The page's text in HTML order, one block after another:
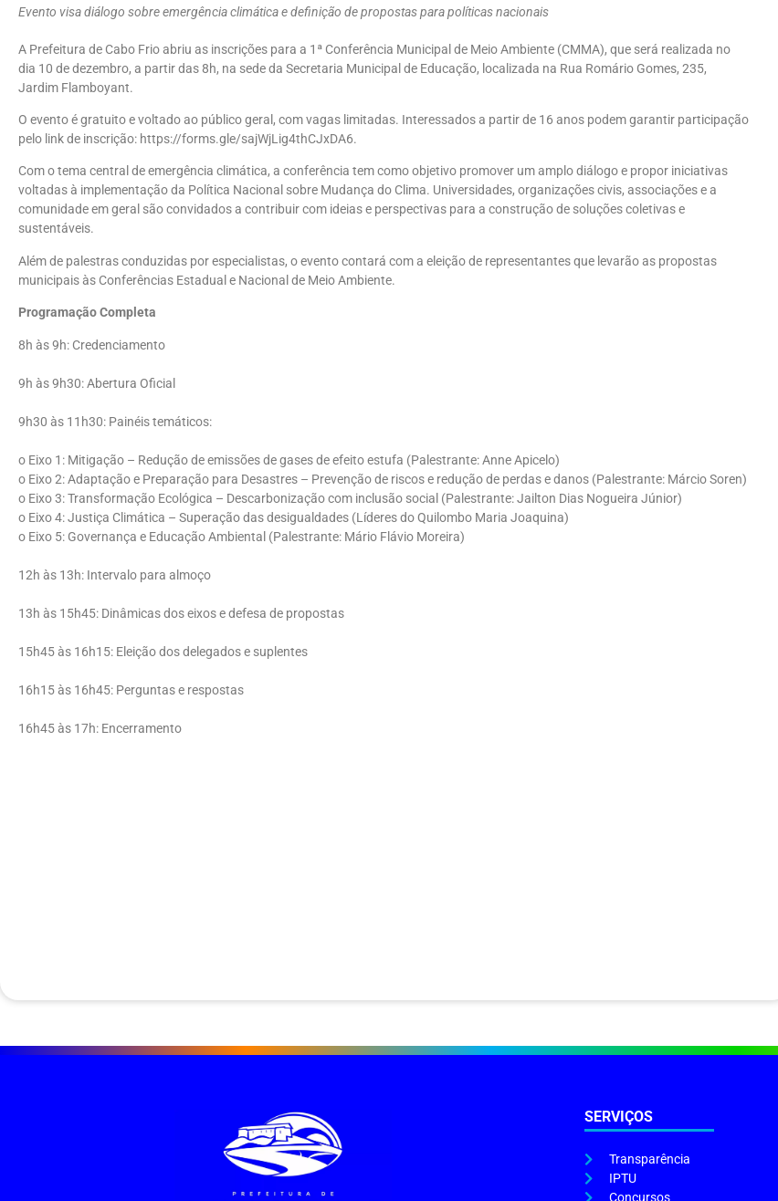
Evento visa diálogo sobre emergência climática e definição de propostas para políticas nacionais
A Prefeitura de Cabo Frio abriu as inscrições para a 1ª Conferência Municipal de Meio Ambiente (CMMA), que será realizada no
dia 10 de dezembro, a partir das 8h, na sede da Secretaria Municipal de Educação, localizada na Rua Romário Gomes, 235,
Jardim Flamboyant.
O evento é gratuito e voltado ao público geral, com vagas limitadas. Interessados a partir de 16 anos podem garantir participação
pelo link de inscrição: https://forms.gle/sajWjLig4thCJxDA6.
Com o tema central de emergência climática, a conferência tem como objetivo promover um amplo diálogo e propor iniciativas
voltadas à implementação da Política Nacional sobre Mudança do Clima. Universidades, organizações civis, associações e a
comunidade em geral são convidados a contribuir com ideias e perspectivas para a construção de soluções coletivas e
sustentáveis.
Além de palestras conduzidas por especialistas, o evento contará com a eleição de representantes que levarão as propostas
municipais às Conferências Estadual e Nacional de Meio Ambiente.
Programação Completa
8h às 9h: Credenciamento
9h às 9h30: Abertura Oficial
9h30 às 11h30: Painéis temáticos:
o Eixo 1: Mitigação – Redução de emissões de gases de efeito estufa (Palestrante: Anne Apicelo)
o Eixo 2: Adaptação e Preparação para Desastres – Prevenção de riscos e redução de perdas e danos (Palestrante: Márcio Soren)
o Eixo 3: Transformação Ecológica – Descarbonização com inclusão social (Palestrante: Jailton Dias Nogueira Júnior)
o Eixo 4: Justiça Climática – Superação das desigualdades (Líderes do Quilombo Maria Joaquina)
o Eixo 5: Governança e Educação Ambiental (Palestrante: Mário Flávio Moreira)
12h às 13h: Intervalo para almoço
13h às 15h45: Dinâmicas dos eixos e defesa de propostas
15h45 às 16h15: Eleição dos delegados e suplentes
16h15 às 16h45: Perguntas e respostas
16h45 às 17h: Encerramento
SERVIÇOS
Transparência
IPTU
Concursos